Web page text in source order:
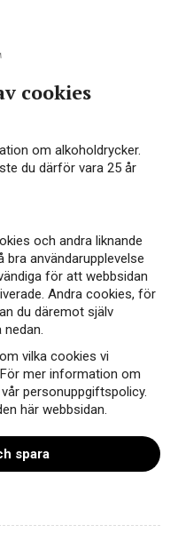
foto Evan
cookies
om alkoholdrycker.
du därför vara 25 år
och andra liknande
användarupplevelse
för att webbsidan
Andra cookies, för
du däremot själv
vilka cookies vi
mer information om
personuppgiftspolicy.
här webbsidan.
spara